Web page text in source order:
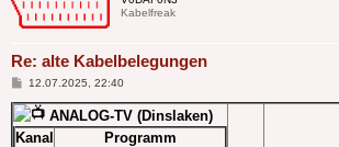
Kabelfreak
Re: alte Kabelbelegungen
Beitrag
12.07.2025, 22:40
ANALOG-TV (Dinslaken)
Kanal
Programm